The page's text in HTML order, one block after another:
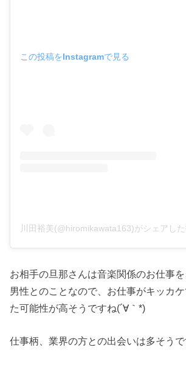
この投稿をInstagramで見る
川田裕美(@hiromikawata163)がシェアし
お相手の旦那さんは音楽関係のお仕事
男性とのことなので、お仕事がキッカ
た可能性が高そうですね(´∀｀*)
仕事柄、業界の方との出会いは多そうで